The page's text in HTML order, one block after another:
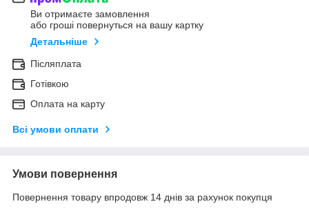
Ви отримаєте замовлення
або гроші повернуться на вашу картку
Детальніше
Післяплата
Готівкою
Оплата на карту
Всі умови оплати
Умови повернення
Повернення товару впродовж 14 днів за рахунок покупця